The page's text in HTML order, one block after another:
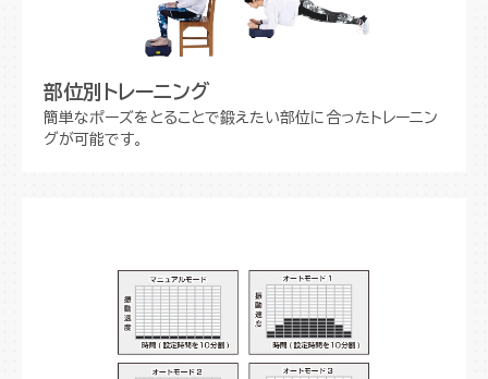
部位別トレーニング
簡単なポーズをとることで鍛えたい部位に合ったトレーニン
グが可能です。